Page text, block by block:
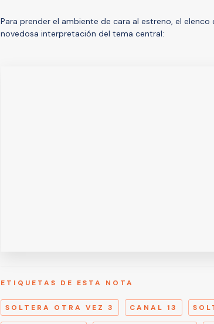
Para prender el ambiente de cara al estreno, el
novedosa interpretación del tema central:
ETIQUETAS DE ESTA NOTA
SOLTERA OTRA VEZ 3 CANAL 13